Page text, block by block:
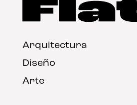
Arquitectura
Diseño
Arte